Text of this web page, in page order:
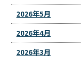
2026年5月
2026年4月
2026年3月